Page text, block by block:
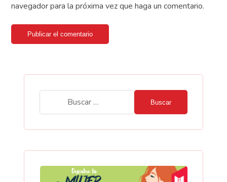
navegador para la próxima vez que haga un comentario.
Publicar el comentario
Buscar